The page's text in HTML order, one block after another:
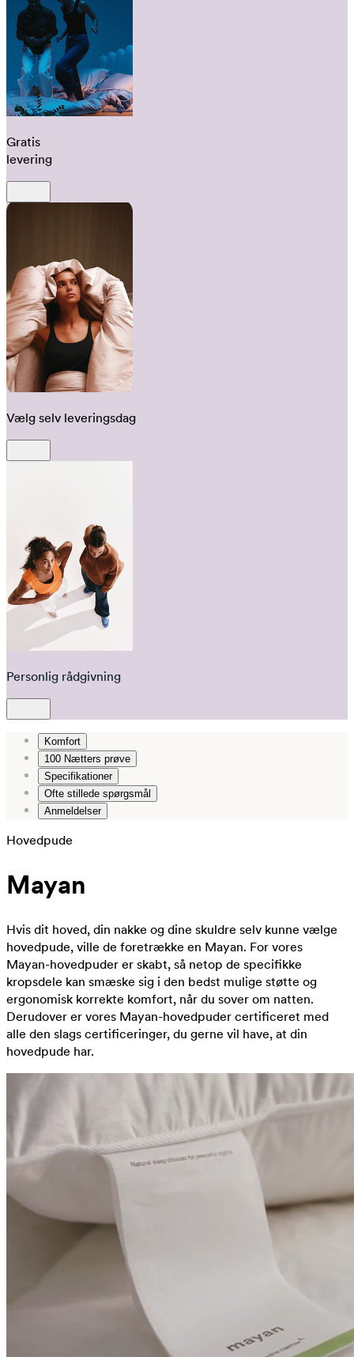
Gratis
levering
Vælg selv leveringsdag
Personlig rådgivning
Komfort
100 Nætters prøve
Specifikationer
Ofte stillede spørgsmål
Anmeldelser
Hovedpude
Mayan
Hvis dit hoved, din nakke og dine skuldre selv kunne vælge
hovedpude, ville de foretrække en Mayan. For vores
Mayan-hovedpuder er skabt, så netop de specifikke
kropsdele kan smæske sig i den bedst mulige støtte og
ergonomisk korrekte komfort, når du sover om natten.
Derudover er vores Mayan-hovedpuder certificeret med
alle den slags certificeringer, du gerne vil have, at din
hovedpude har.